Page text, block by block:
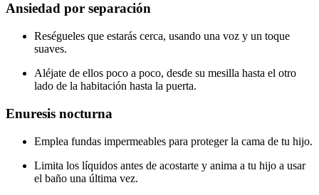
Ansiedad por separación
Reségueles que estarás cerca, usando una voz y un toque
suaves.
Aléjate de ellos poco a poco, desde su mesilla hasta el otro
lado de la habitación hasta la puerta.
Enuresis nocturna
Emplea fundas impermeables para proteger la cama de tu hijo.
Limita los líquidos antes de acostarte y anima a tu hijo a usar
el baño una última vez.